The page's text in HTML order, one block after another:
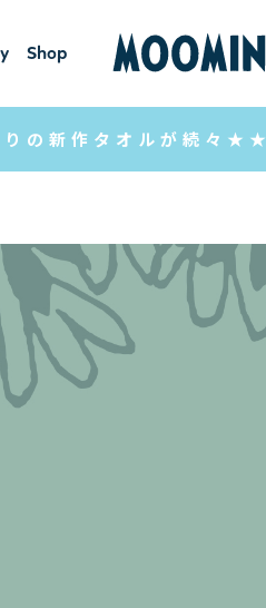
Shop
ショ
ップ
の新作タオルが続々★★